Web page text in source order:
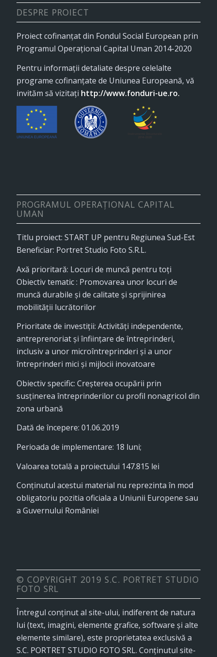
DESPRE PROIECT
Proiect cofinanţat din Fondul Social European prin
Programul Operaţional Capital Uman 2014-2020
Pentru informaţii detaliate despre celelalte
programe cofinanţate de Uniunea Europeană, vă
invităm să vizitaţi http://www.fonduri-ue.ro.
PROGRAMUL OPERAȚIONAL CAPITAL
UMAN
Titlu proiect: START UP pentru Regiunea Sud-Est
Beneficiar: Portret Studio Foto S.R.L.
Axă prioritară: Locuri de muncă pentru toţi
Obiectiv tematic : Promovarea unor locuri de
muncă durabile și de calitate și sprijinirea
mobilității lucrătorilor
Prioritate de investiții: Activități independente,
antreprenoriat și înființare de întreprinderi,
inclusiv a unor microîntreprinderi și a unor
întreprinderi mici și mijlocii inovatoare
Obiectiv specific: Creșterea ocupării prin
susținerea întreprinderilor cu profil nonagricol din
zona urbană
Dată de începere: 01.06.2019
Perioada de implementare: 18 luni;
Valoarea totală a proiectului 147.815 lei
Conţinutul acestui material nu reprezinta în mod
obligatoriu pozitia oficiala a Uniunii Europene sau
a Guvernului României
© COPYRIGHT 2019 S.C. PORTRET STUDIO
FOTO SRL
Întregul conținut al site-ului, indiferent de natura
lui (text, imagini, elemente grafice, software și alte
elemente similare), este proprietatea exclusivă a
S.C. PORTRET STUDIO FOTO SRL. Conținutul site-